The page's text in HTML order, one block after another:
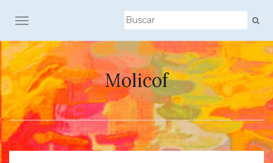
ALTERNAR NAVEGACIÓN
Molicof